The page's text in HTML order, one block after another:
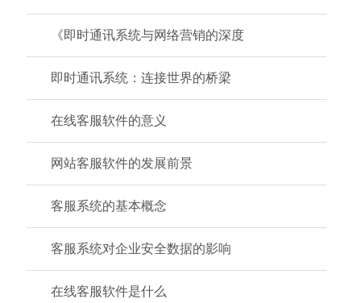
《即时通讯系统与网络营销的深度
即时通讯系统：连接世界的桥梁
在线客服软件的意义
网站客服软件的发展前景
客服系统的基本概念
客服系统对企业安全数据的影响
在线客服软件是什么